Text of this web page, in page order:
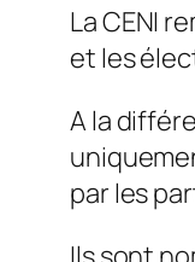
La CENI
et les
A la
par les